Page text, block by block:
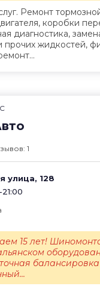
Ремонт
коробки
диагностика,
прочих жидкостей,
1
улица, 128
15 лет!
балансировка